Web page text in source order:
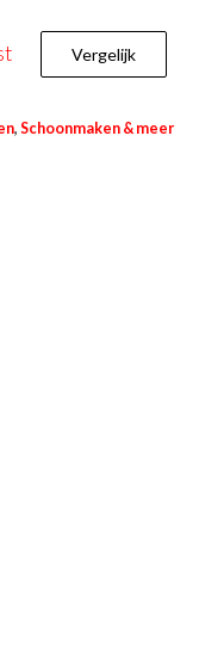
Vergelijk
, Schoonmaken & meer